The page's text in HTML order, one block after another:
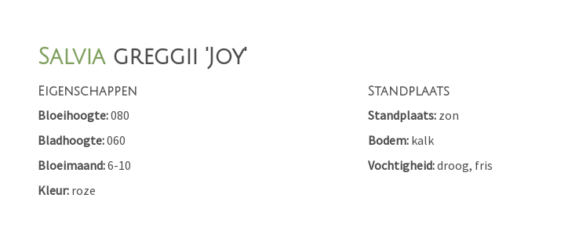
Salviagreggii 'Joy'
Eigenschappen
Bloeihoogte 080
Bladhoogte 060
Bloeimaand 6-10
Kleur roze
Standplaats
Standplaats zon
Bodem kalk
Vochtigheid droog, fris